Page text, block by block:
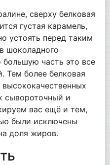
сверху белковая
густая карамель,
устоять перед таким
шоколадного
большую часть это все
Тем более белковая
сывороточный и
вас ещё и тем,
были исключены
доля жиров.